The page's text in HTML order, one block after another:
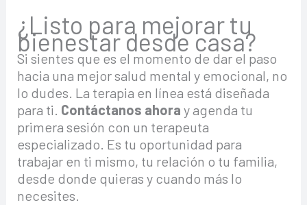
¿Listo para mejorar tu
bienestar desde casa?
Si sientes que es el momento de dar el paso
hacia una mejor salud mental y emocional, no
lo dudes. La terapia en línea está diseñada
para ti. Contáctanos ahora y agenda tu
primera sesión con un terapeuta
especializado. Es tu oportunidad para
trabajar en ti mismo, tu relación o tu familia,
desde donde quieras y cuando más lo
necesites.